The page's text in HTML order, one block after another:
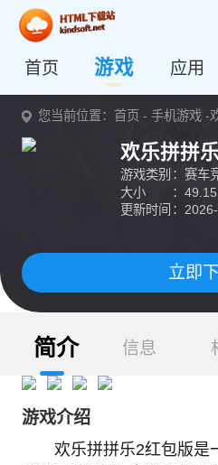
首页 游戏 应用
您当前位置：首页 -手机游戏 -
欢乐拼拼
游戏类别 ：赛车
大小
：
更新时间 ：
立即
简介 信息
游戏介绍
欢乐拼拼乐2红包版是